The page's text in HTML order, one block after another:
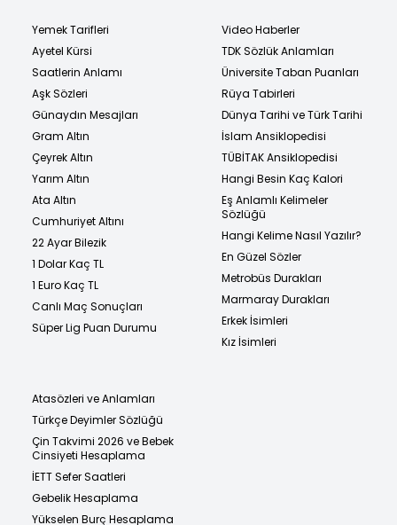
Yemek Tarifleri
Ayetel Kürsi
Saatlerin Anlamı
Aşk Sözleri
Günaydın Mesajları
Gram Altın
Çeyrek Altın
Yarım Altın
Ata Altın
Cumhuriyet Altını
22 Ayar Bilezik
1 Dolar Kaç TL
1 Euro Kaç TL
Canlı Maç Sonuçları
Süper Lig Puan Durumu
Video Haberler
TDK Sözlük Anlamları
Üniversite Taban Puanları
Rüya Tabirleri
Dünya Tarihi ve Türk Tarihi
İslam Ansiklopedisi
TÜBİTAK Ansiklopedisi
Hangi Besin Kaç Kalori
Eş Anlamlı Kelimeler
Sözlüğü
Hangi Kelime Nasıl Yazılır?
En Güzel Sözler
Metrobüs Durakları
Marmaray Durakları
Erkek İsimleri
Kız İsimleri
Atasözleri ve Anlamları
Türkçe Deyimler Sözlüğü
Çin Takvimi 2026 ve Bebek
Cinsiyeti Hesaplama
İETT Sefer Saatleri
Gebelik Hesaplama
Yükselen Burç Hesaplama